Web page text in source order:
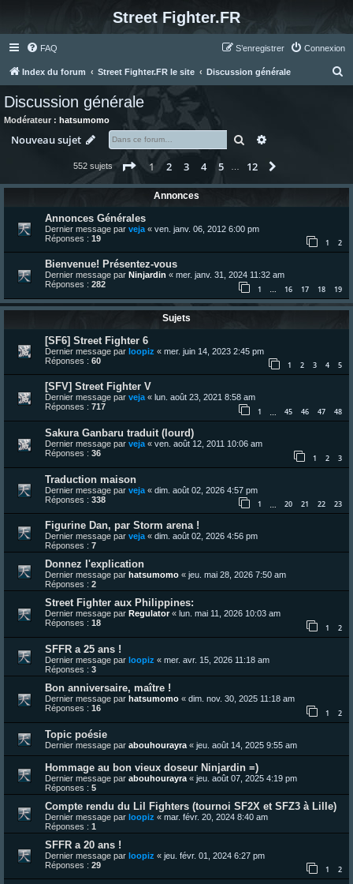
Street Fighter.FR
FAQ Connexion
S’enregistrer
Index du forum Street Fighter.FR le site Discussion générale
c
Discussion générale
Modérateur : hatsumomo
Nouveau sujet Rechercher
552 sujets Page 1sur12
1 2 3 4 5 12
Annonces
Annonces Générales
Dernier message par veja « ven. janv. 06, 2012 6:00 pm
Réponses : 19 1 2
Bienvenue! Présentez-vous
Dernier message par Ninjardin « mer. janv. 31, 2024 11:32 am
Réponses : 282 1 … 16 17 18 19
Sujets
[SF6] Street Fighter 6
Dernier message par loopiz « mer. juin 14, 2023 2:45 pm
Réponses : 60 1 2 3 4 5
[SFV] Street Fighter V
Dernier message par veja« lun. août 23, 2021 8:58 am
Réponses : 717 1 45 46 47 48
Sakura Ganbaru traduit (lourd)
Dernier message par veja « ven. août 12, 2011 10:06 am
Réponses : 36 1 2 3
Traduction maison
Dernier message par veja « dim. août 02, 2026 4:57 pm
Réponses : 338 1 20 21 22 23
Figurine Dan, par Storm arena !
Dernier message par veja « dim. août 02, 2026 4:56 pm
Réponses : 7
Donnez l'explication
Dernier message par hatsumomo « jeu. mai 28, 2026 7:50 am
Réponses : 2
Street Fighter aux Philippines:
Dernier message par Regulator« lun. mai 11, 2026 10:03 am
Réponses : 18 1 2
SFFR a 25 ans !
Dernier message par loopiz « mer. avr. 15, 2026 11:18 am
Réponses : 3
Bon anniversaire, maître !
Dernier message par hatsumomo « dim. nov. 30, 2025 11:18 am
Réponses : 16 1 2
Topic poésie
Dernier message par abouhourayra « jeu. août 14, 2025 9:55 am
Hommage au bon vieux doseur Ninjardin =)
Dernier message par abouhourayra « jeu. août 07, 2025 4:19 pm
Réponses : 5
Compte rendu du Lil Fighters (tournoi SF2X et SFZ3 à Lille)
Dernier message par loopiz « mar. févr. 20, 2024 8:40 am
Réponses : 1
SFFR a 20 ans !
Dernier message par loopiz « jeu. févr. 01, 2024 6:27 pm
Réponses : 29 1 2